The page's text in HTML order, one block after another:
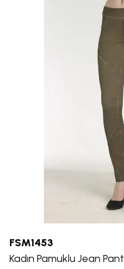
FSM1453
Kadın Pamuklu Jean